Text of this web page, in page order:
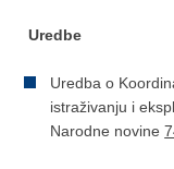
Uredbe
Uredba o
istraživanju i
Narodne novine